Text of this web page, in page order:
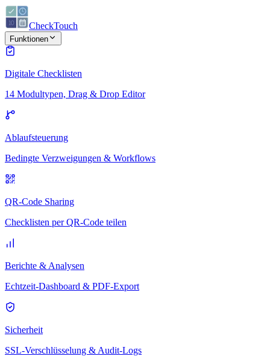
CheckTouch
Funktionen
Digitale Checklisten
14 Modultypen, Drag & Drop Editor
Ablaufsteuerung
Bedingte Verzweigungen & Workflows
QR-Code Sharing
Checklisten per QR-Code teilen
Berichte & Analysen
Echtzeit-Dashboard & PDF-Export
Sicherheit
SSL-Verschlüsselung & Audit-Logs